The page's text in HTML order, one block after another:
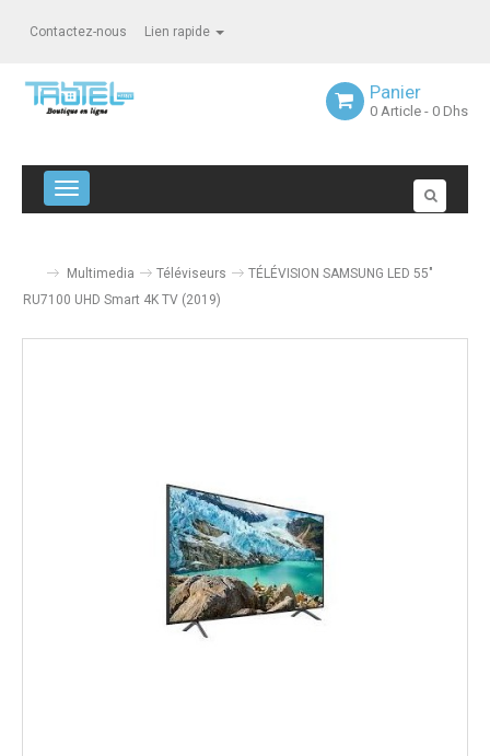
Contactez-nous Lien rapide
Panier
0 Article - 0 Dhs
Navigation bascule
Multimedia Téléviseurs
TÉLÉVISION SAMSUNG LED 55"
RU7100 UHD Smart 4K TV (2019)